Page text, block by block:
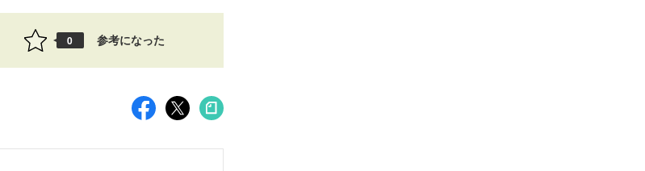
0 参考になった